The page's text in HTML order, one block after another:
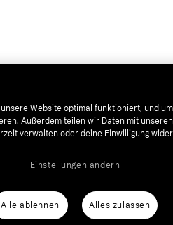
Website optimal funktioniert, und
Außerdem teilen wir Daten mit
verwalten oder deine Einwilligung
Alle ablehnen Alles zulassen
Einstellungen ändern